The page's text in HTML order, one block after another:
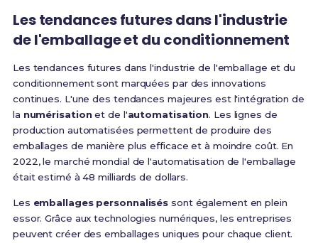
Les tendances futures dans l'industrie
de l'emballage et du conditionnement
Les tendances futures dans l'industrie de l'emballage et du
conditionnement sont marquées par des innovations
continues. L'une des tendances majeures est l'intégration de
la numérisationet de l'automatisation. Les lignes de
production automatisées permettent de produire des
emballages de manière plus efficace et à moindre coût. En
2022, le marché mondial de l'automatisation de l'emballage
était estimé à 48 milliards de dollars.
Les emballages personnalisés sont également en plein
essor. Grâce aux technologies numériques, les entreprises
peuvent créer des emballages uniques pour chaque client.